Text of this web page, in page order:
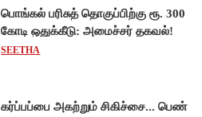
பொங்கல் பரிசுத் தொகுப்பிற்கு ரூ. 300
கோடி ஒதுக்கீடு: அமைச்சர் தகவல்!
SEETHA
கர்ப்பப்பை அகற்றும் சிகிச்சை... பெண்